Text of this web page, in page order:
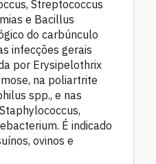
Streptococcus
e Bacillus
do carbúnculo
infecções gerais
por Erysipelothrix
na poliartrite
spp., e nas
É indicado
ovinos e